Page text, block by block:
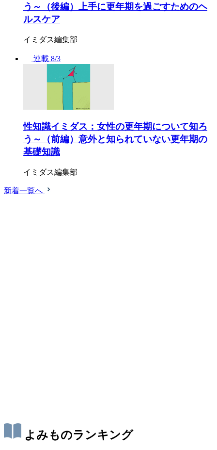
う～（後編）上手に更年期を過ごすためのヘ
ルスケア
イミダス編集部
連載 8/3
性知識イミダス：女性の更年期について知ろ
う～（前編）意外と知られていない更年期の
基礎知識
イミダス編集部
新着一覧へ
よみものランキング